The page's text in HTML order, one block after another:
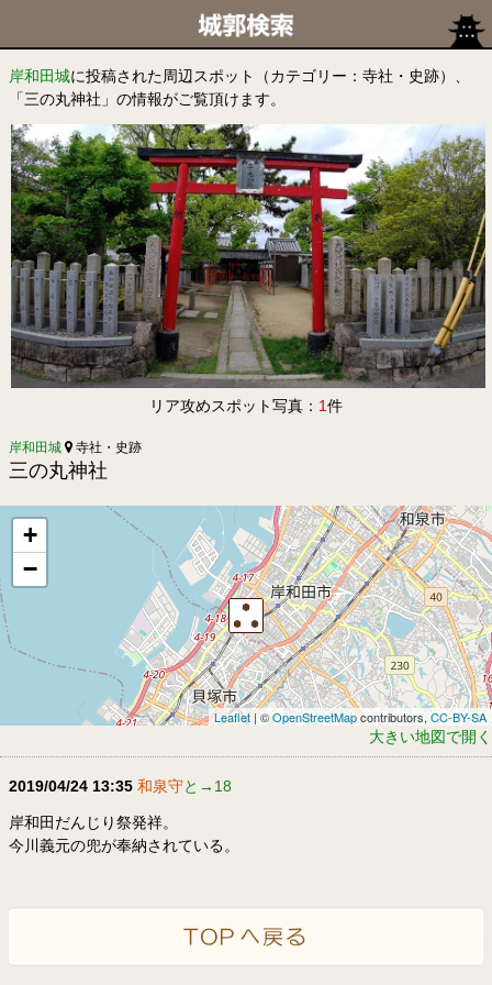
岸和田城に投稿された周辺スポット（カテゴリー：寺社・史跡）、
「三の丸神社」の情報がご覧頂けます。
リア攻めスポット写真： 1件
岸和田城 寺社・史跡
三の丸神社
+
−
Leaflet| ©OpenStreetMapcontributors,CC-BY-SA
大きい地図で開く
2019/04/24 13:35 和泉守と→18
岸和田だんじり祭発祥。
今川義元の兜が奉納されている。